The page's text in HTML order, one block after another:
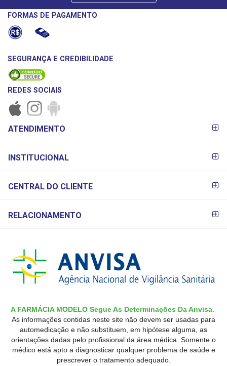
FORMAS DE PAGAMENTO
SEGURANÇA E CREDIBILIDADE
REDES SOCIAIS
PAGAMENTO
ATENDIMENTO
INSTITUCIONAL
CENTRAL DO CLIENTE
RELACIONAMENTO
A FARMÁCIA MODELO Segue As Determinações Da Anvisa.
As informações contidas neste site não devem ser usadas para
automedicação e não substituem, em hipótese alguma, as
orientações dadas pelo profissional da área médica. Somente o
médico está apto a diagnosticar qualquer problema de saúde e
prescrever o tratamento adequado.